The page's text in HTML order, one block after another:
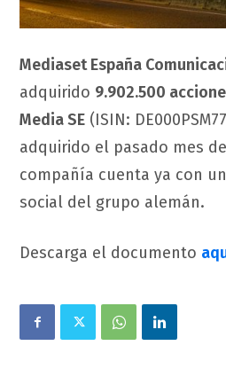
Mediaset España
adquirido 9.902.500
Media SE (ISIN:
adquirido el pasado mes
compañía cuenta ya con un
social del grupo alemán.
Descarga el documento